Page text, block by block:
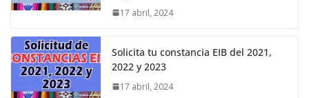
17 abril, 2024
Solicita tu constancia EIB del 2021,
2022 y 2023
17 abril, 2024